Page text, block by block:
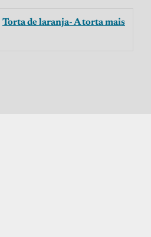
Torta de laranja- A torta mais